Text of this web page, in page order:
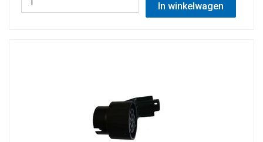
In winkelwagen